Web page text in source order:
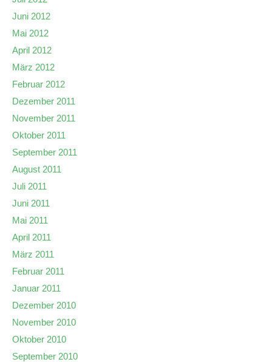
Juni 2012
Mai 2012
April 2012
März 2012
Februar 2012
Dezember 2011
November 2011
Oktober 2011
September 2011
August 2011
Juli 2011
Juni 2011
Mai 2011
April 2011
März 2011
Februar 2011
Januar 2011
Dezember 2010
November 2010
Oktober 2010
September 2010